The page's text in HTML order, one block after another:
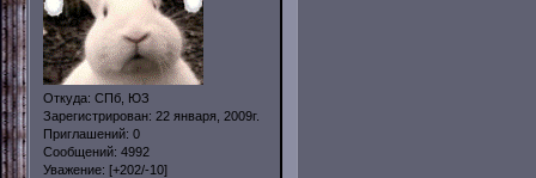
Откуда: СПб, ЮЗ
Зарегистрирован: 22 января, 2009г.
Приглашений: 0
Сообщений: 4992
Уважение: [+202/-10]